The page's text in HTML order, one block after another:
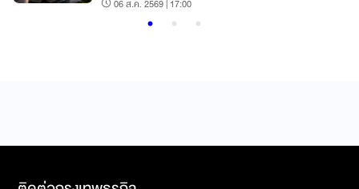
06 ส.ค. 2569 | 17:00